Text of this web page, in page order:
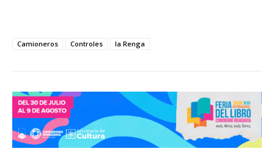
Camioneros Controles la Renga